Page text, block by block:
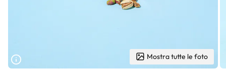
Mostra tutte le foto